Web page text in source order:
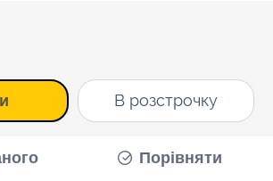
В розстрочку
Порівняти